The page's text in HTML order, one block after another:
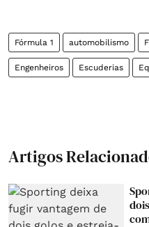
Fórmula 1 automobilismo
Engenheiros Escuderias
Artigos